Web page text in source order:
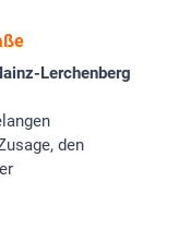
Lerchenberg
den